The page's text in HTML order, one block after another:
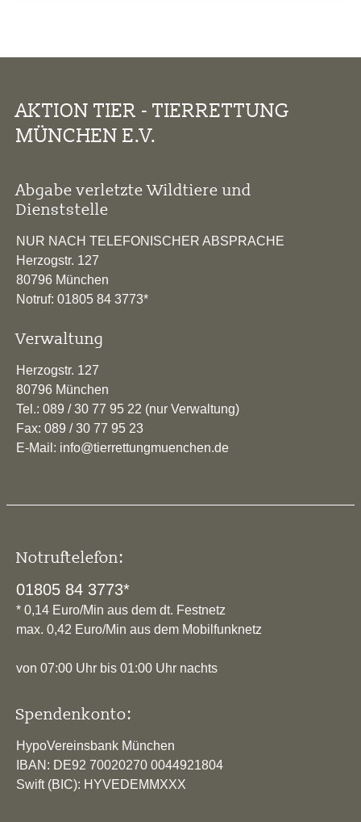
AKTION TIER - TIERRETTUNG
MÜNCHEN E.V.
Abgabe verletzte Wildtiere und
Dienststelle
NUR NACH TELEFONISCHER ABSPRACHE
Herzogstr. 127
80796 München
Notruf: 01805 84 3773*
Verwaltung
Herzogstr. 127
80796 München
Tel.: 089 / 30 77 95 22 (nur Verwaltung)
Fax: 089 / 30 77 95 23
E-Mail: info@tierrettungmuenchen.de
Notruftelefon:
01805 84 3773*
* 0,14 Euro/Min aus dem dt. Festnetz
max. 0,42 Euro/Min aus dem Mobilfunknetz
von 07:00 Uhr bis 01:00 Uhr nachts
Spendenkonto:
HypoVereinsbank München
IBAN: DE92 70020270 0044921804
Swift (BIC): HYVEDEMMXXX